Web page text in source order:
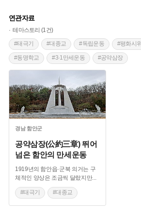
연관자료
테마스토리 (1건)
#태극기
#대종교 #독립운동 #평화시위
#동명학교 #3·1만세운동 #공약삼장
#함안읍의거 #군북의거 #칠원의거
#연개장터
경남 함안군
공약삼장(公約三章) 뛰어
넘은 함안의 만세운동
1919년의 함안읍·군북 의거는 구
체적인 양상은 조금씩 달랐지만...
#태극기 #대종교
#독립운동 #평화시위